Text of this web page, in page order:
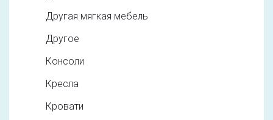
Другая мягкая мебель
Другое
Консоли
Кресла
Кровати